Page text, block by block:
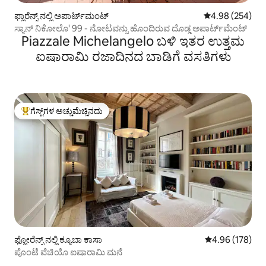
ಫ್ಲಾರೆನ್ಸ್ ನಲ್ಲಿ ಅಪಾರ್ಟ್‌ಮಂಟ್ 5 ರಲ್ಲಿ 4.98
4.98 (254)
ಸ್ಯಾನ್ ನಿಕೋಲೊ' 99 - ನೋಟವನ್ನು ಹೊಂದಿರುವ ದೊಡ್ಡ ಅಪಾರ್ಟ್‌ಮೆಂಟ್
Piazzale Michelangelo ಬಳಿ ಇತರ ಉತ್ತಮ
ಐಷಾರಾಮಿ ರಜಾದಿನದ ಬಾಡಿಗೆ ವಸತಿಗಳು
ಗೆಸ್ಟ್‌ಗಳಿಗೆ ಅತಿ ಹೆಚ್ಚು ಅಚ್ಚುಮೆಚ್ಚಿನದು
ಗೆಸ್ಟ್‌ಗಳ ಅಚ್ಚುಮೆಚ್ಚಿನದು
ಫ್ಲೋರೆನ್ಸ್ ನಲ್ಲಿ ಕ್ಯೂಬಾ ಕಾಸಾ 5 ರಲ್ಲಿ 4.96
4.96 (178)
ಪೊಂಟೆ ವೆಚಿಯೊ ಐಷಾರಾಮಿ ಮನೆ